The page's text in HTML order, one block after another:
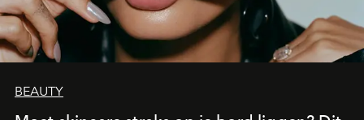
BEAUTY